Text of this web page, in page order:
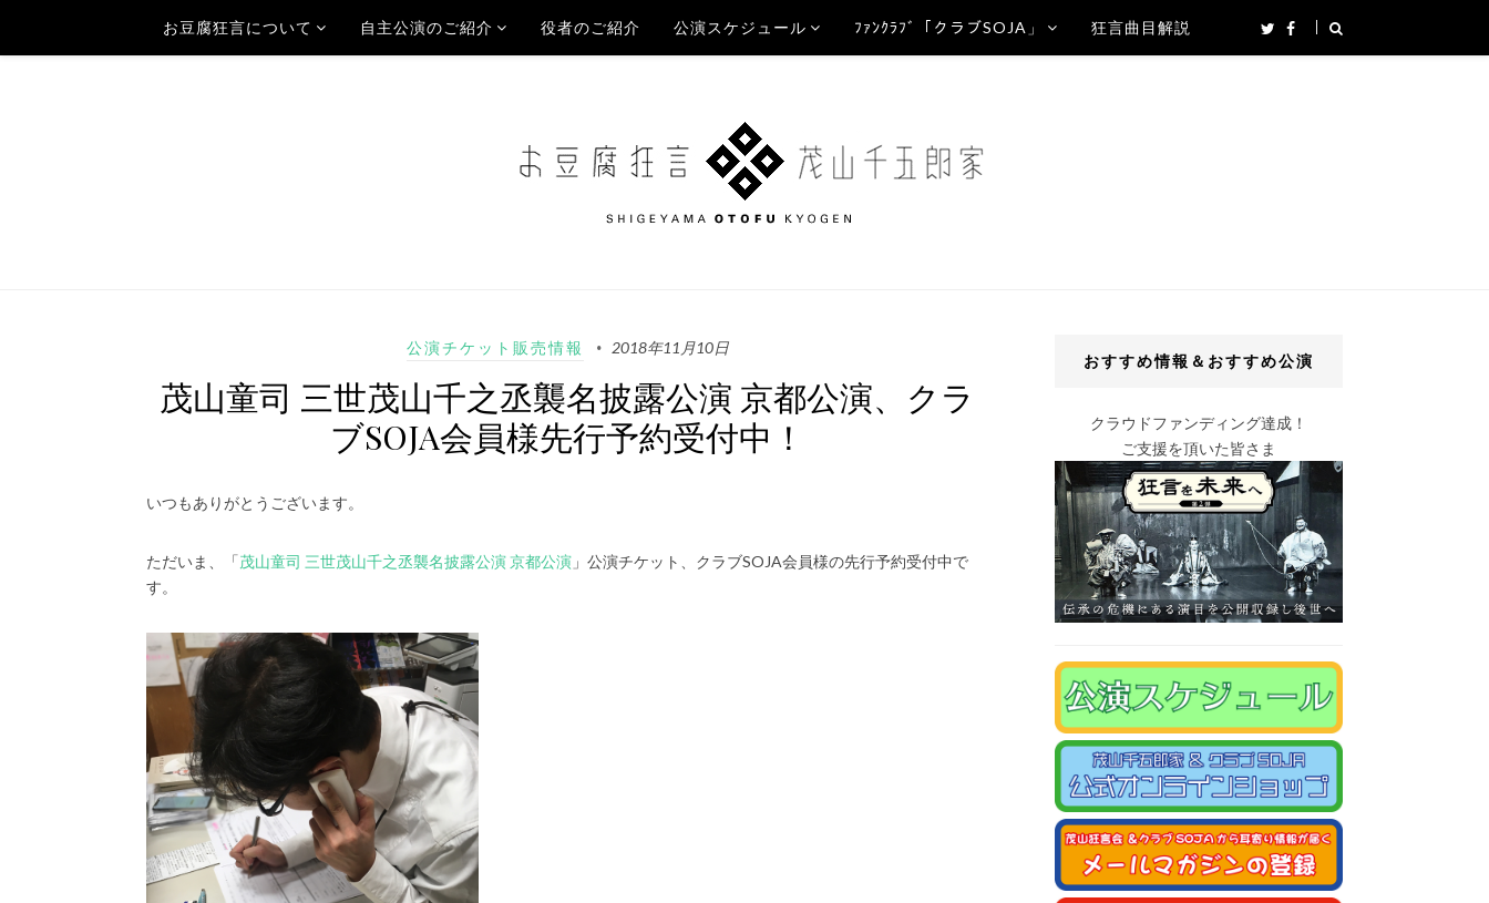
お豆腐狂言について 自主公演のご紹介 役者のご紹介 公演スケジュール ﾌｧﾝｸﾗﾌﾞ「クラブSOJA」 狂言曲目解説
公演チケット販売情報 2018年11月10日
茂山童司 三世茂山千之丞襲名披露公演 京都公演、クラ
ブSOJA会員様先行予約受付中！
いつもありがとうございます。
ただいま、「茂山童司 三世茂山千之丞襲名披露公演 京都公演 」公演チケット、クラブSOJA会員様の先行予約受付中で
す。
おすすめ情報＆おすすめ公演
クラウドファンディング達成！
ご支援を頂いた皆さま